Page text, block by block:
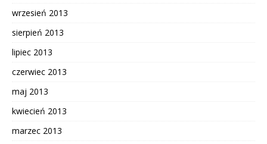
wrzesień 2013
sierpień 2013
lipiec 2013
czerwiec 2013
maj 2013
kwiecień 2013
marzec 2013